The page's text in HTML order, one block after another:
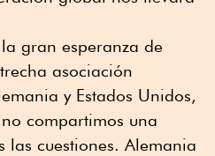
gran esperanza de
asociación
y Estados Unidos,
compartimos una
las cuestiones. Alemania